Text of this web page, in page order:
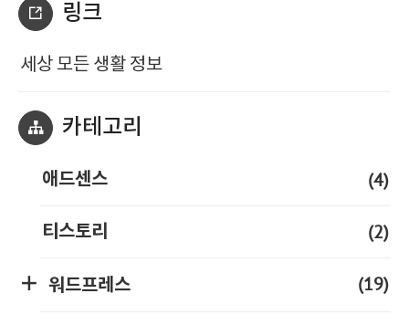
링크
세상 모든 생활 정보
카테고리
애드센스 (4)
티스토리 (2)
워드프레스 (19)